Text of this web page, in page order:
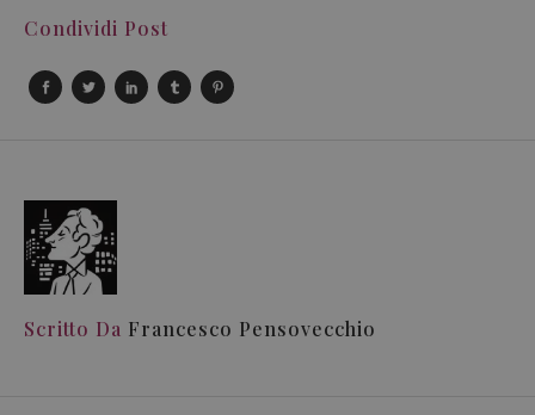
Condividi Post
Scritto Da Francesco Pensovecchio